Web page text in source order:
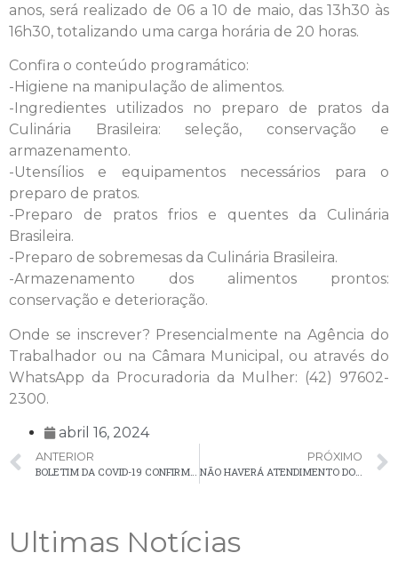
anos, será realizado de 06 a 10 de maio, das 13h30 às
16h30, totalizando uma carga horária de 20 horas.
Confira o conteúdo programático:
-Higiene na manipulação de alimentos.
-Ingredientes utilizados no preparo de pratos da
Culinária Brasileira: seleção, conservação e
armazenamento.
-Utensílios e equipamentos necessários para o
preparo de pratos.
-Preparo de pratos frios e quentes da Culinária
Brasileira.
-Preparo de sobremesas da Culinária Brasileira.
-Armazenamento dos alimentos prontos:
conservação e deterioração.
Onde se inscrever? Presencialmente na Agência do
Trabalhador ou na Câmara Municipal, ou através do
WhatsApp da Procuradoria da Mulher: (42) 97602-
2300.
abril 16, 2024
ANTERIOR
BOLETIM DA COVID-19 CONFIRMOU UM CASO EM PALMEIRA NA ÚLTIMA SEMANA
PRÓXIMO
NÃO HAVERÁ ATENDIMENTO DO CARTÃO CIDADANIA NO CRAS NA TERÇA-FEIRA, DIA 23
Ultimas Notícias